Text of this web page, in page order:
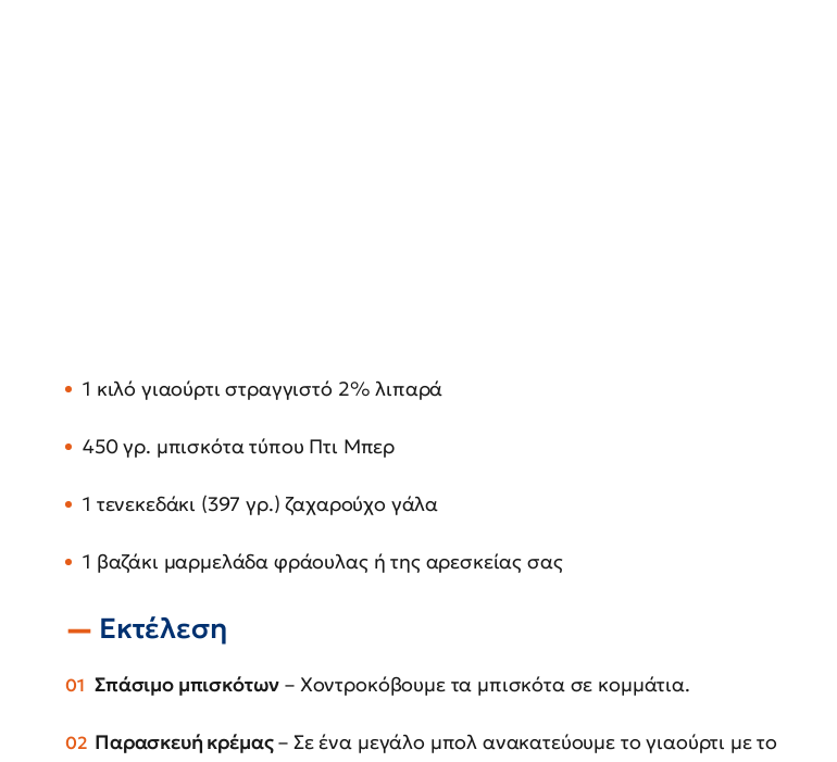
1 κιλό γιαούρτι στραγγιστό 2% λιπαρά
450 γρ. μπισκότα τύπου Πτι Μπερ
1 τενεκεδάκι (397 γρ.) ζαχαρούχο γάλα
1 βαζάκι μαρμελάδα φράουλας ή της αρεσκείας σας
Εκτέλεση
Σπάσιμο μπισκότων – Χοντροκόβουμε τα μπισκότα σε κομμάτια.
Παρασκευή κρέμας– Σε ένα μεγάλο μπολ ανακατεύουμε το γιαούρτι με το